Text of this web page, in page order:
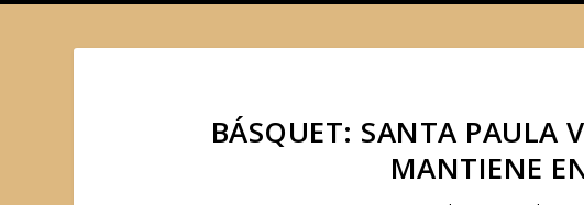
BÁSQUET: SANTA PAULA
MANTIENE